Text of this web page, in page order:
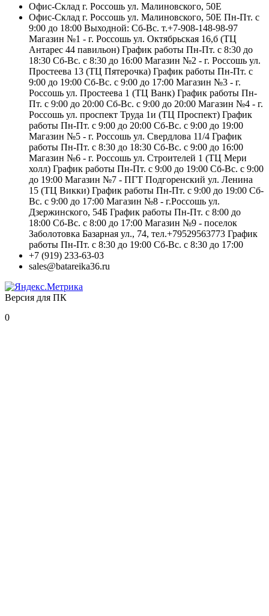
Офис-Склад г. Россошь ул. Малиновского, 50Е
Офис-Склад г. Россошь ул. Малиновского, 50Е Пн-Пт. с
9:00 до 18:00 Выходной: Сб-Вс. т.+7-908-148-98-97
Магазин №1 - г. Россошь ул. Октябрьская 16,б (ТЦ
Антарес 44 павильон) График работы Пн-Пт. с 8:30 до
18:30 Сб-Вс. с 8:30 до 16:00 Магазин №2 - г. Россошь ул.
Простеева 13 (ТЦ Пятерочка) График работы Пн-Пт. с
9:00 до 19:00 Сб-Вс. с 9:00 до 17:00 Магазин №3 - г.
Россошь ул. Простеева 1 (ТЦ Ванк) График работы Пн-
Пт. с 9:00 до 20:00 Сб-Вс. с 9:00 до 20:00 Магазин №4 - г.
Россошь ул. проспект Труда 1и (ТЦ Проспект) График
работы Пн-Пт. с 9:00 до 20:00 Сб-Вс. с 9:00 до 19:00
Магазин №5 - г. Россошь ул. Свердлова 11/4 График
работы Пн-Пт. с 8:30 до 18:30 Сб-Вс. с 9:00 до 16:00
Магазин №6 - г. Россошь ул. Строителей 1 (ТЦ Мери
холл) График работы Пн-Пт. с 9:00 до 19:00 Сб-Вс. с 9:00
до 19:00 Магазин №7 - ПГТ Подгоренский ул. Ленина
15 (ТЦ Викки) График работы Пн-Пт. с 9:00 до 19:00 Сб-
Вс. с 9:00 до 17:00 Магазин №8 - г.Россошь ул.
Дзержинского, 54Б График работы Пн-Пт. с 8:00 до
18:00 Сб-Вс. с 8:00 до 17:00 Магазин №9 - поселок
Заболотовка Базарная ул., 74, тел.+79529563773 График
работы Пн-Пт. с 8:30 до 19:00 Сб-Вс. с 8:30 до 17:00
+7 (919) 233-63-03
sales@batareika36.ru
Версия для ПК
0